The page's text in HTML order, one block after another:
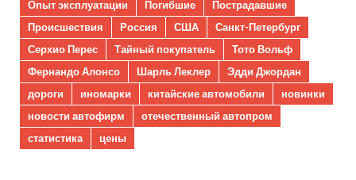
Опыт эксплуатации
Погибшие
Пострадавшие
Происшествия
Россия США
Санкт-Петербург
Серхио Перес
Тайный покупатель
Тото Вольф
Фернандо Алонсо
Шарль Леклер
Эдди Джордан
дороги
иномарки китайские автомобили
новинки
новости автофирм
отечественный автопром
статистика
цены